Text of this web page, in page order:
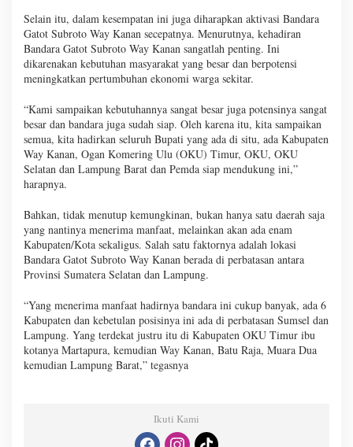
Selain itu, dalam kesempatan ini juga diharapkan aktivasi Bandara
Gatot Subroto Way Kanan secepatnya. Menurutnya, kehadiran
Bandara Gatot Subroto Way Kanan sangatlah penting. Ini
dikarenakan kebutuhan masyarakat yang besar dan berpotensi
meningkatkan pertumbuhan ekonomi warga sekitar.
“Kami sampaikan kebutuhannya sangat besar juga potensinya sangat
besar dan bandara juga sudah siap. Oleh karena itu, kita sampaikan
semua, kita hadirkan seluruh Bupati yang ada di situ, ada Kabupaten
Way Kanan, Ogan Komering Ulu (OKU) Timur, OKU, OKU
Selatan dan Lampung Barat dan Pemda siap mendukung ini,”
harapnya.
Bahkan, tidak menutup kemungkinan, bukan hanya satu daerah saja
yang nantinya menerima manfaat, melainkan akan ada enam
Kabupaten/Kota sekaligus. Salah satu faktornya adalah lokasi
Bandara Gatot Subroto Way Kanan berada di perbatasan antara
Provinsi Sumatera Selatan dan Lampung.
“Yang menerima manfaat hadirnya bandara ini cukup banyak, ada 6
Kabupaten dan kebetulan posisinya ini ada di perbatasan Sumsel dan
Lampung. Yang terdekat justru itu di Kabupaten OKU Timur ibu
kotanya Martapura, kemudian Way Kanan, Batu Raja, Muara Dua
kemudian Lampung Barat,” tegasnya
Ikuti Kami